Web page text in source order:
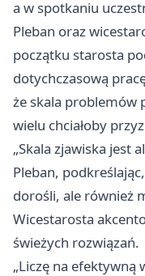
a w spotkaniu
Pleban oraz
początku starosta
dotychczasową
że skala problemów
wielu chciałoby
„Skala zjawiska jest
Pleban,
dorośli, ale również
Wicestarosta
świeżych rozwiązań.
„Liczę na efektywną